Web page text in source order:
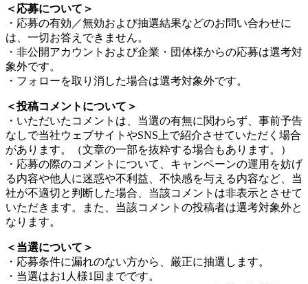
＜応募について＞
・応募の有効／無効および抽選結果などのお問い合わせに
は、一切お答えできません。
・非公開アカウントおよび企業・団体様からの応募は選考対
象外です。
・フォローを取り消した場合は選考対象外です。
＜投稿コメントについて＞
・いただいたコメントは、当選の有無に関わらず、事前予告
なしで当社ウェブサイトやSNS上で紹介させていただく場合
があります。（文章の一部を抜粋する場合もあります。）
・応募の際のコメントについて、キャンペーンの運用を妨げ
る内容や他人に迷惑や不利益、不快感を与える内容など、当
社が不適切と判断した場合、当該コメントは非表示とさせて
いただきます。また、当該コメントの投稿者は選考対象外と
なります。
＜当選について＞
・応募条件に漏れのない方から、厳正に抽選します。
・当選はお1人様1回までです。